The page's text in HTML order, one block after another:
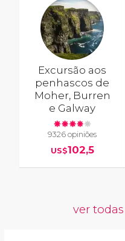
Excursão aos
penhascos de
Moher, Burren
e Galway
9326 opiniões
US$102,5
ver